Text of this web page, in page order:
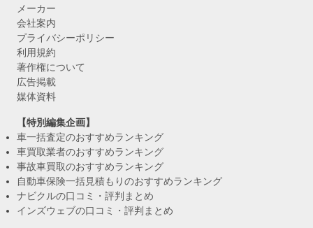
メーカー
会社案内
プライバシーポリシー
利用規約
著作権について
広告掲載
媒体資料
【特別編集企画】
車一括査定のおすすめランキング
車買取業者のおすすめランキング
事故車買取のおすすめランキング
自動車保険一括見積もりのおすすめランキング
ナビクルの口コミ・評判まとめ
インズウェブの口コミ・評判まとめ